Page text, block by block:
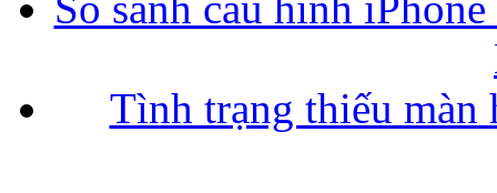
Tình trạng thiếu màn